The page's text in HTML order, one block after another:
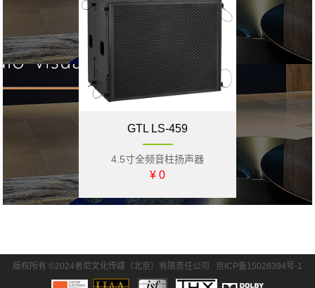
GTL LS-459
4.5寸全频音柱扬声器
¥ 0
版权所有 ©2024者尼文化传媒（北京）有限责任公司 京ICP备15028394号-1